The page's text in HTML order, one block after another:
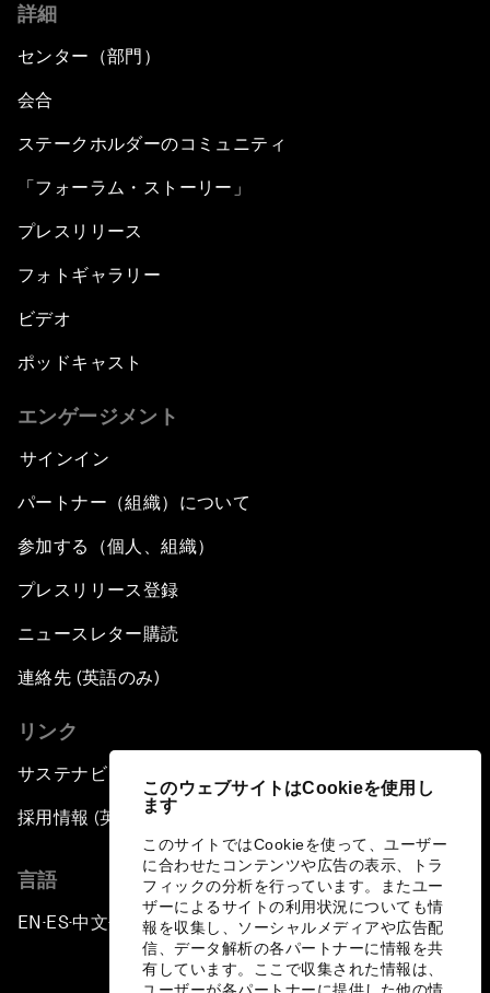
このウェブサイトはCookieを使用し
ます
このサイトではCookieを使って、ユーザー
に合わせたコンテンツや広告の表示、トラ
フィックの分析を行っています。またユー
ザーによるサイトの利用状況についても情
報を収集し、ソーシャルメディアや広告配
信、データ解析の各パートナーに情報を共
有しています。ここで収集された情報は、
詳細
センター（部門）
会合
ステークホルダーのコミュニティ
「フォーラム・ストーリー」
プレスリリース
フォトギャラリー
ビデオ
ポッドキャスト
エンゲージメント
サインイン
パートナー（組織）について
参加する（個人、組織）
プレスリリース登録
ニュースレター購読
連絡先 (英語のみ)
リンク
サステナビリティへの取り組み
採用情報 (英語のみ)
言語
EN ▪ES▪中文▪ 日本語